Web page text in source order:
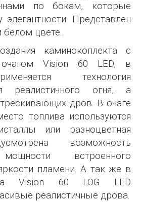
по бокам, которые
элегантности. Представлен
белом цвете.
каминокоплекта с
очагом Vision 60 LED, в
технология
реалистичного огня, а
дров. В очаге
топлива используются
или разноцветная
возможность
встроенного
пламени. А так же в
Vision 60 LOG LED
реалистичные дрова.